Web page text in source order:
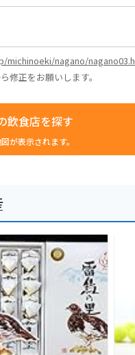
michinoeki/nagano/
修正をお願いします。
飲食店を探す
が表示されます。